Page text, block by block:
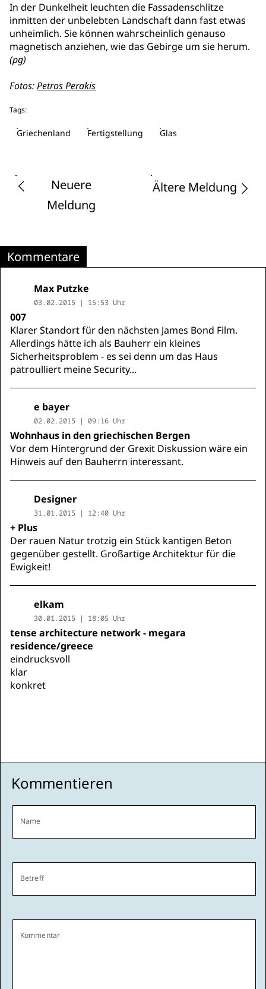
In der Dunkelheit leuchten die Fassadenschlitze
inmitten der unbelebten Landschaft dann fast etwas
unheimlich. Sie können wahrscheinlich genauso
magnetisch anziehen, wie das Gebirge um sie herum.
(pg)
Fotos:Petros Perakis
Tags:
Griechenland Fertigstellung Glas
Neuere
Meldung
Ältere Meldung
Kommentare
Max Putzke
03.02.2015 | 15:53 Uhr
007
Klarer Standort für den nächsten James Bond Film.
Allerdings hätte ich als Bauherr ein kleines
Sicherheitsproblem - es sei denn um das Haus
patroulliert meine Security...
e bayer
02.02.2015 | 09:16 Uhr
Wohnhaus in den griechischen Bergen
Vor dem Hintergrund der Grexit Diskussion wäre ein
Hinweis auf den Bauherrn interessant.
Designer
31.01.2015 | 12:40 Uhr
+ Plus
Der rauen Natur trotzig ein Stück kantigen Beton
gegenüber gestellt. Großartige Architektur für die
Ewigkeit!
elkam
30.01.2015 | 18:05 Uhr
tense architecture network - megara
residence/greece
eindrucksvoll
klar
konkret
Kommentieren
Name
Betreff
Kommentar